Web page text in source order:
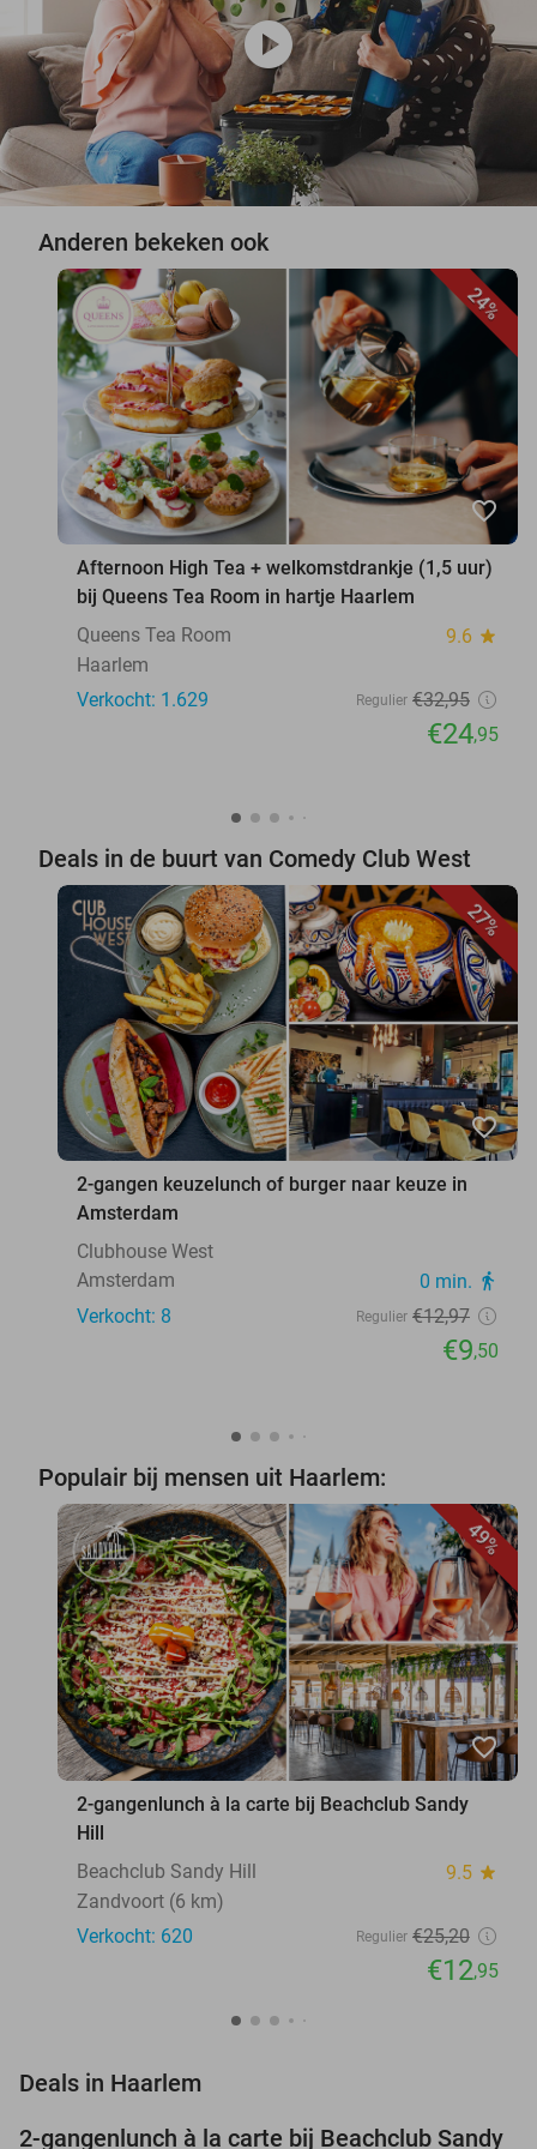
play_circle
Anderen bekeken ook
24%
favorite_border
Afternoon High Tea + welkomstdrankje (1,5 uur)
bij Queens Tea Room in hartje Haarlem
Queens Tea Room
9.6 star
Haarlem
Verkocht: 1.629
Regulier €32,95
€24,95
Deals in de buurt van Comedy Club West
27%
favorite_border
2-gangen keuzelunch of burger naar keuze in
Amsterdam
Clubhouse West
Amsterdam
0 min. directions_walk
Verkocht: 8 Regulier €12,97
€9,50
Populair bij mensen uit Haarlem:
49%
favorite_border
2-gangenlunch à la carte bij Beachclub Sandy
Hill
Beachclub Sandy Hill
9.5 star
Zandvoort (6 km)
Verkocht: 620
Regulier €25,20
€12,95
Deals in Haarlem
2-gangenlunch à la carte bij Beachclub Sandy